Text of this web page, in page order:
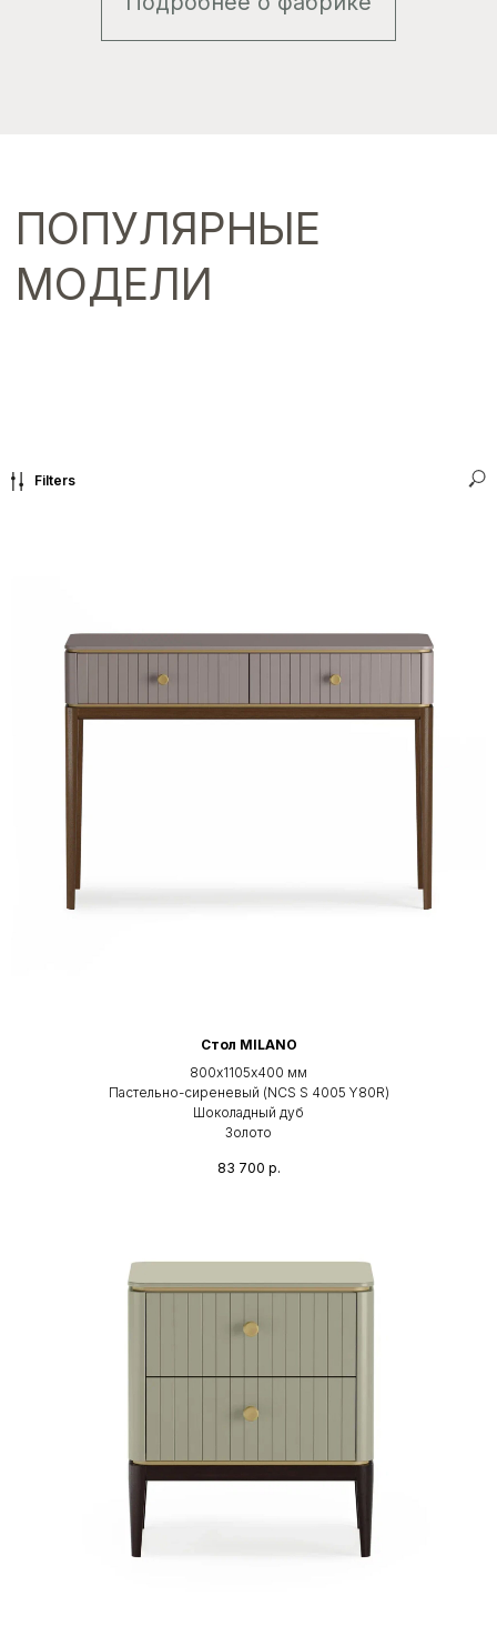
Filters
Стол MILANO
800х1105х400 мм
Пастельно-сиреневый (NCS S 4005 Y80R)
Шоколадный дуб
Золото
83 700 р.